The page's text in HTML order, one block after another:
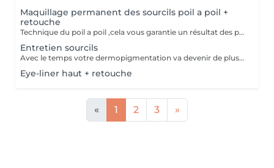
Maquillage permanent des sourcils poil a poil +
retouche
Technique du poil a poil ,cela vous garantie un résultat des plus naturel. prévoir une retouche le mois suivant.
Entretien sourcils
Avec le temps votre dermopigmentation va devenir de plus en plus clair ,pour le retrouver comme au premier jour cette petite retouche sera nécessaire.
Eye-liner haut + retouche
« 1 2 3 »